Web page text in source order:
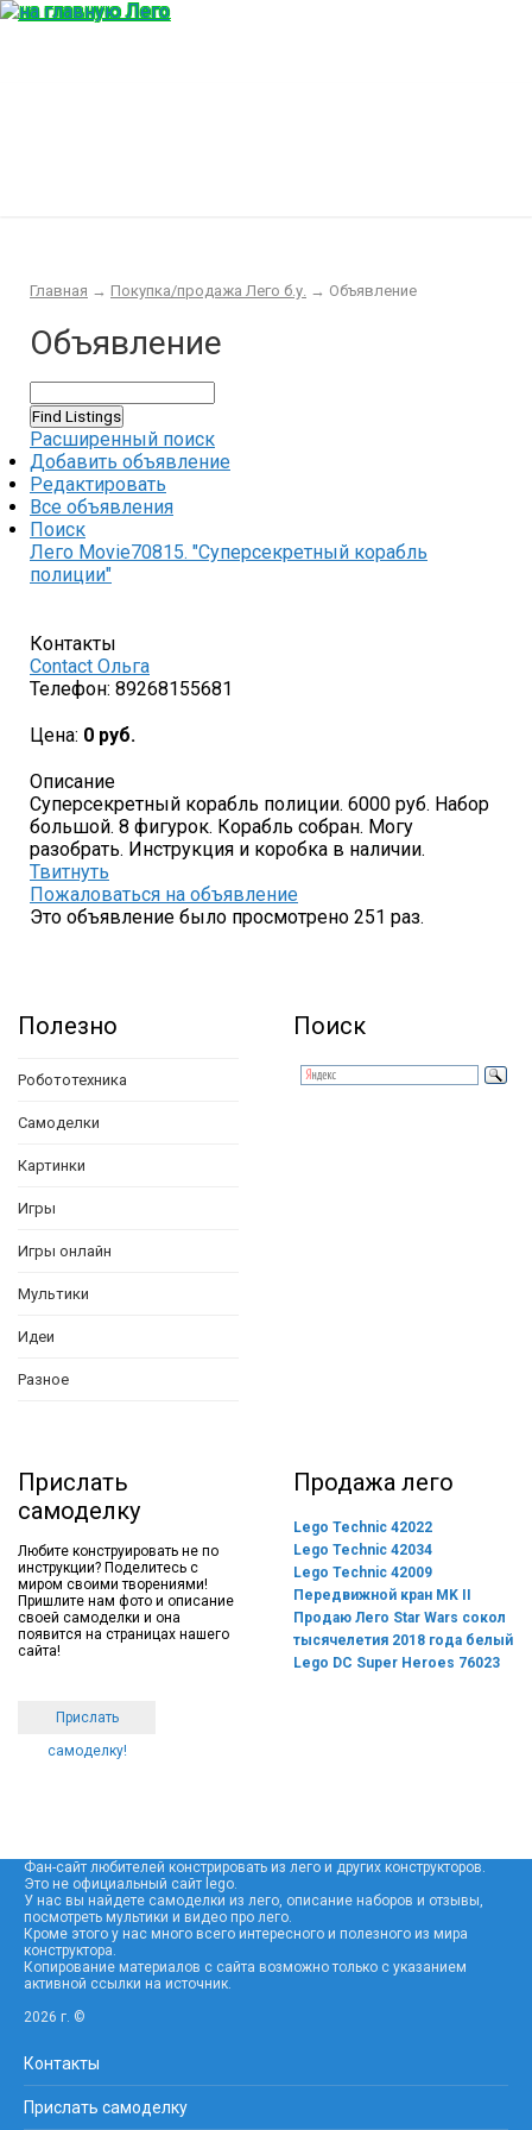
Главная → Покупка/продажа Лего б.у. → Объявление
Объявление
Расширенный поиск
Добавить объявление
Редактировать
Все объявления
Поиск
Лего Movie70815. "Суперсекретный корабль
полиции"
Контакты
Contact Ольга
Телефон: 89268155681
Цена: 0 руб.
Описание
Суперсекретный корабль полиции. 6000 руб. Набор
большой. 8 фигурок. Корабль собран. Могу
разобрать. Инструкция и коробка в наличии.
Твитнуть
Пожаловаться на объявление
Это объявление было просмотрено 251 раз.
Полезно
Робототехника
Самоделки
Картинки
Игры
Игры онлайн
Мультики
Идеи
Разное
Поиск
Прислать
самоделку
Любите конструировать не по
инструкции? Поделитесь с
миром своими творениями!
Пришлите нам фото и описание
своей самоделки и она
появится на страницах нашего
сайта!
Прислать
самоделку!
Продажа лего
Lego Technic 42022
Lego Technic 42034
Lego Technic 42009
Передвижной кран MK II
Продаю Лего Star Wars сокол
тысячелетия 2018 года белый
Lego DC Super Heroes 76023
Фан-сайт любителей констрировать из лего и других конструкторов.
Это не официальный сайт lego.
У нас вы найдете самоделки из лего, описание наборов и отзывы,
посмотреть мультики и видео про лего.
Кроме этого у нас много всего интересного и полезного из мира
конструктора.
Копирование материалов с сайта возможно только с указанием
активной ссылки на источник.
2026 г. ©
Контакты
Прислать самоделку